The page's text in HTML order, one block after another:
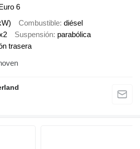
6
Combustible diésel
Suspensión parabólica
trasera